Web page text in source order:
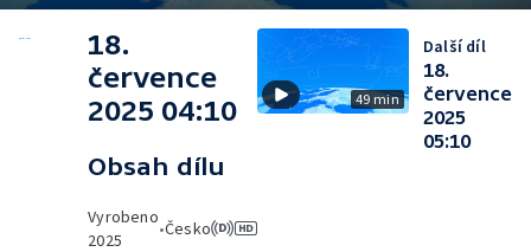
18.
července
2025 04:10
Obsah dílu
Vyrobeno
2025
•Česko
49 min
Další díl
18.
července
2025
05:10